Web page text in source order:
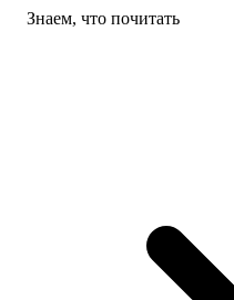
Знаем, что почитать